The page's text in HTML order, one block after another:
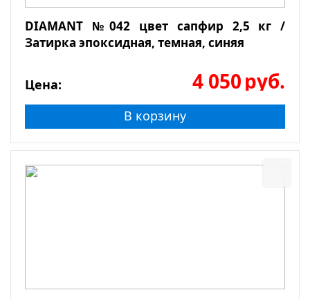
DIAMANT №042 цвет сапфир 2,5 кг /
Затирка эпоксидная, темная, синяя
Цена: 4 050руб.
В корзину